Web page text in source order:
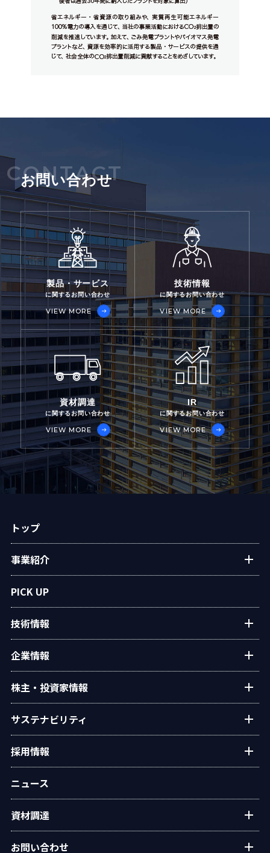
CONTACT
お問い合わせ
製品・サービス
に関するお問い合わせ
VIEW MORE
技術情報
に関するお問い合わせ
VIEW MORE
資材調達
に関するお問い合わせ
VIEW MORE
IR
に関するお問い合わせ
VIEW MORE
トップ
事業紹介
アフターサービス
民生熱エネルギー
設備・システム
PICK UP
技術情報
タクマの技術紹介
タクマ技報
学会発表
企業情報
ご挨拶
経営理念
会社概要
沿革
役員一覧
組織図
事業所・拠点
グループ会社
株主・投資家情報
個人投資家の皆様へ
経営方針・戦略
業績・財務
IRライブラリー
株式情報
IRカレンダー
電子公告
サステナビリティ
トップコミットメント
タクマのサステナビリティ
ESGデータ
統合報告書
環境
社会
採用情報
グループ会社採用情報
オリジナルアニメ「この空の下で」
ニュース
資材調達
資材調達方針
お問い合わせ